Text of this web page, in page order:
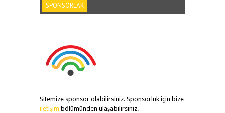
SPONSORLAR
Sitemize sponsor olabilirsiniz. Sponsorluk için bize
iletişim bölümünden ulaşabilirsiniz.